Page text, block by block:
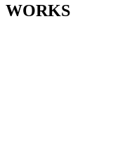
WORKS